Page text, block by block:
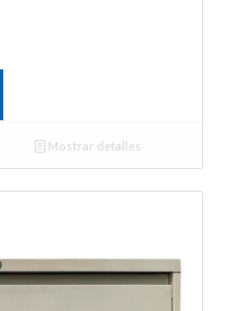
Mostrar detalles